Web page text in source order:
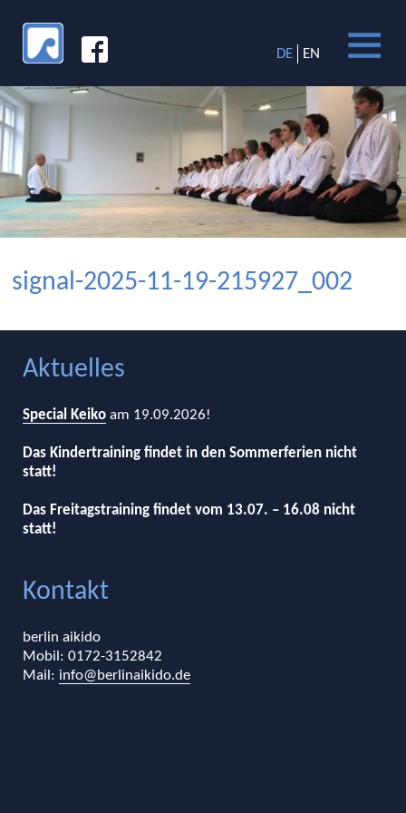
DE EN
signal-2025-11-19-215927_002
Aktuelles
Special Keiko am 19.09.2026!
Das Kindertraining findet in den Sommerferien nicht
statt!
Das Freitagstraining findet vom 13.07. – 16.08 nicht
statt!
Kontakt
berlin aikido
Mobil: 0172-3152842
Mail: info@berlinaikido.de